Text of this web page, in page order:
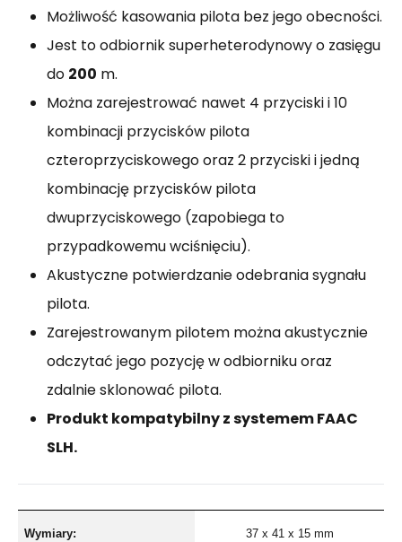
Możliwość kasowania pilota bez jego obecności.
Jest to odbiornik superheterodynowy o zasięgu
do 200 m.
Można zarejestrować nawet 4 przyciski i 10
kombinacji przycisków pilota
czteroprzyciskowego oraz 2 przyciski i jedną
kombinację przycisków pilota
dwuprzyciskowego (zapobiega to
przypadkowemu wciśnięciu).
Akustyczne potwierdzanie odebrania sygnału
pilota.
Zarejestrowanym pilotem można akustycznie
odczytać jego pozycję w odbiorniku oraz
zdalnie sklonować pilota.
Produkt kompatybilny z systemem FAAC
SLH.
Wymiary: 37 x 41 x 15 mm